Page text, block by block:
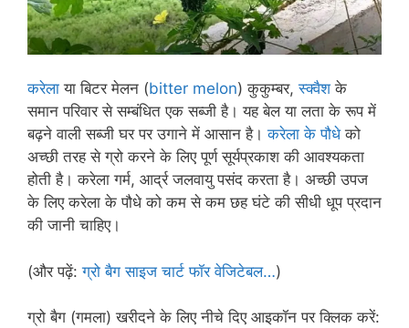
करेला या बिटर मेलन (bitter melon) कुकुम्बर,स्क्वैशके
समान परिवार से सम्बंधित एक सब्जी है। यह बेल या लता के रूप में
बढ़ने वाली सब्जी घर पर उगाने में आसान है।करेला के पौधेको
अच्छी तरह से ग्रो करने के लिए पूर्ण सूर्यप्रकाश की आवश्यकता
होती है। करेला गर्म, आर्द्र जलवायु पसंद करता है। अच्छी उपज
के लिए करेला के पौधे को कम से कम छह घंटे की सीधी धूप प्रदान
की जानी चाहिए।
(और पढ़ें:ग्रो बैग साइज चार्ट फॉर वेजिटेबल…)
ग्रो बैग (गमला) खरीदने के लिए नीचे दिए आइकॉन पर क्लिक करें: